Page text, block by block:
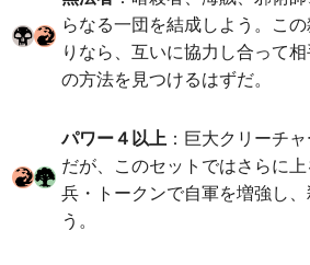
らなる一団を結成しよう。こ
りなら、互いに協力し合って
の方法を見つけるはずだ。
パワー４以上 ：巨大クリーチ
だが、このセットではさらに
兵・トークンで自軍を増強し
う。